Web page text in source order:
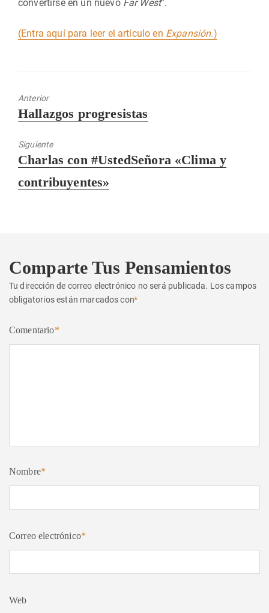
convertirse en un nuevo Far West”.
(Entra aquí para leer el artículo en Expansión.)
Anterior
Entrada
Hallazgos progresistas
Siguiente
Entrada
Charlas con #UstedSeñora «Clima y
contribuyentes»
Comparte Tus Pensamientos
Tu dirección de correo electrónico no será publicada. Los campos
obligatorios están marcados con*
Comentario*
Nombre*
Correo electrónico*
Web